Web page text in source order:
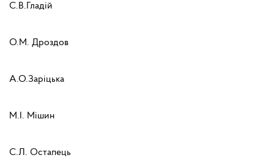
С.В.Гладій
О.М. Дроздов
А.О.Заріцька
М.І. Мішин
С.Л. Остапець